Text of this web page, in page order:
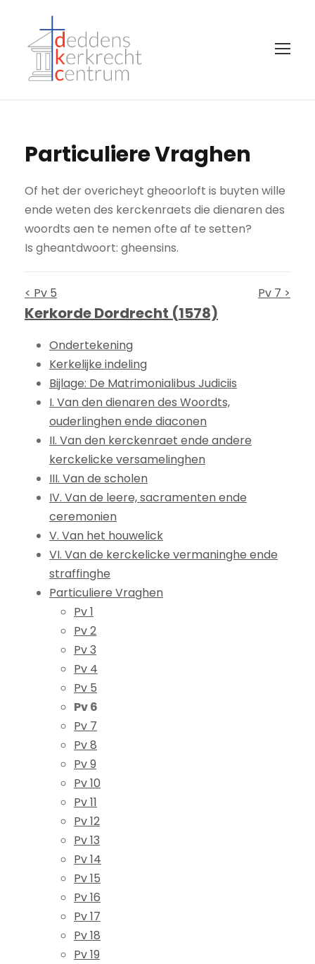
Particuliere Vraghen
Of het der overicheyt gheoorloft is buyten wille
ende weten des kerckenraets die dienaren des
woordts aen te nemen ofte af te setten?
Is gheantdwoort: gheensins.
< Pv 5 Pv 7 >
Kerkorde Dordrecht (1578)
Ondertekening
Kerkelijke indeling
Bijlage: De Matrimonialibus Judiciis
I. Van den dienaren des Woordts,
ouderlinghen ende diaconen
II. Van den kerckenraet ende andere
kerckelicke versamelinghen
III. Van de scholen
IV. Van de leere, sacramenten ende
ceremonien
V. Van het houwelick
VI. Van de kerckelicke vermaninghe ende
straffinghe
Particuliere Vraghen
Pv 1
Pv 2
Pv 3
Pv 4
Pv 5
Pv 6
Pv 7
Pv 8
Pv 9
Pv 10
Pv 11
Pv 12
Pv 13
Pv 14
Pv 15
Pv 16
Pv 17
Pv 18
Pv 19